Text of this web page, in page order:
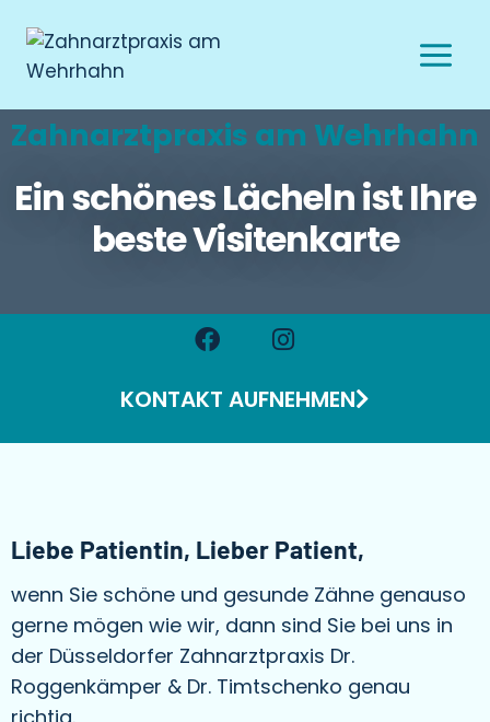
Zahnarztpraxis am Wehrhahn
Ein schönes Lächeln ist Ihre
beste Visitenkarte
KONTAKT AUFNEHMEN
Liebe Patientin, Lieber Patient,
wenn Sie schöne und gesunde Zähne genauso
gerne mögen wie wir, dann sind Sie bei uns in
der Düsseldorfer Zahnarztpraxis Dr.
Roggenkämper & Dr. Timtschenko genau